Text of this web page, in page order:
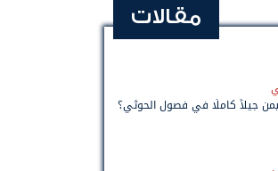
مقالات
جيلاً كاملًا في فصول الحوثي؟